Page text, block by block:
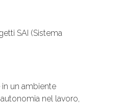
SAI (Sistema
in un ambiente
nel lavoro,